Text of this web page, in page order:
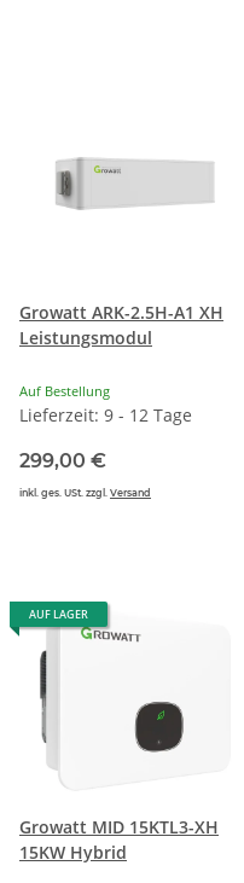
Growatt ARK-2.5H-A1 XH
Leistungsmodul
Auf Bestellung
Lieferzeit: 9 - 12 Tage
299,00 €
inkl. ges. USt. zzgl. Versand
AUF LAGER
Growatt MID 15KTL3-XH
15KW Hybrid